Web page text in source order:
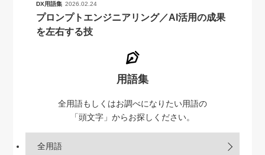
DX用語集 2026.02.24
プロンプトエンジニアリング／AI活用の成果
を左右する技
用語集
全用語もしくはお調べになりたい用語の
「頭文字」からお探しください。
全用語